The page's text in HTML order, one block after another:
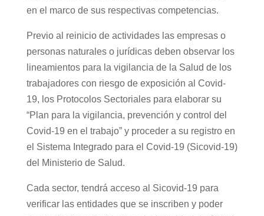
en el marco de sus respectivas competencias.
Previo al reinicio de actividades las empresas o
personas naturales o jurídicas deben observar los
lineamientos para la vigilancia de la Salud de los
trabajadores con riesgo de exposición al Covid-
19, los Protocolos Sectoriales para elaborar su
“Plan para la vigilancia, prevención y control del
Covid-19 en el trabajo” y proceder a su registro en
el Sistema Integrado para el Covid-19 (Sicovid-19)
del Ministerio de Salud.
Cada sector, tendrá acceso al Sicovid-19 para
verificar las entidades que se inscriben y poder